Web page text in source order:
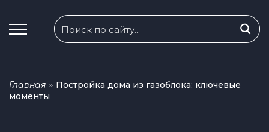
Главная » Постройка дома из газоблока: ключевые
моменты